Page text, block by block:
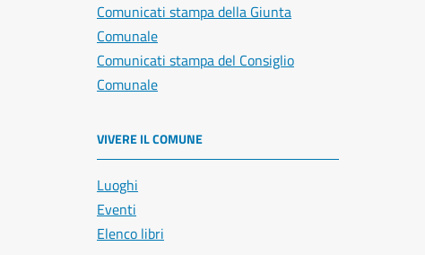
Comunicati stampa della Giunta
Comunale
Comunicati stampa del Consiglio
Comunale
VIVERE IL COMUNE
Luoghi
Eventi
Elenco libri